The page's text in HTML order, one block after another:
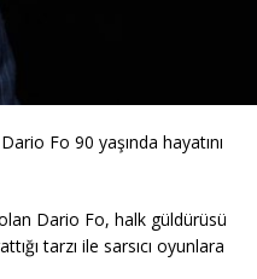
Fo 90 yaşında hayatını
Dario Fo, halk güldürüsü
tarzı ile sarsıcı oyunlara